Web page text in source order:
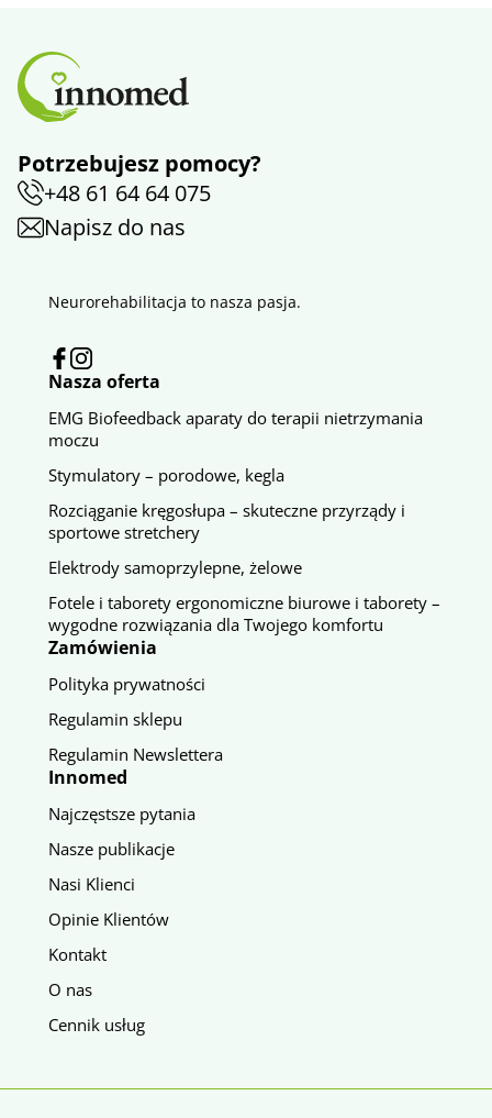
Potrzebujesz pomocy?
+48 61 64 64 075
Napisz do nas
Neurorehabilitacja to nasza pasja.
Nasza oferta
EMG Biofeedback aparaty do terapii nietrzymania
moczu
Stymulatory – porodowe, kegla
Rozciąganie kręgosłupa – skuteczne przyrządy i
sportowe stretchery
Elektrody samoprzylepne, żelowe
Fotele i taborety ergonomiczne biurowe i taborety –
wygodne rozwiązania dla Twojego komfortu
Zamówienia
Polityka prywatności
Regulamin sklepu
Regulamin Newslettera
Innomed
Najczęstsze pytania
Nasze publikacje
Nasi Klienci
Opinie Klientów
Kontakt
O nas
Cennik usług